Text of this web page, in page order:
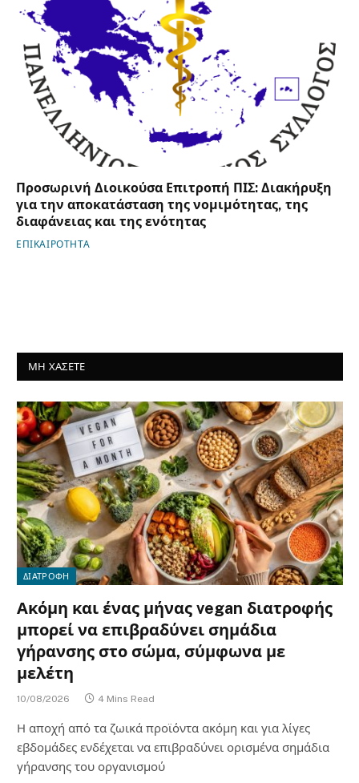
Προσωρινή Διοικούσα Επιτροπή ΠΙΣ: Διακήρυξη
για την αποκατάσταση της νομιμότητας, της
διαφάνειας και της ενότητας
ΕΠΙΚΑΙΡΟΤΗΤΑ
ΜΗ ΧΑΣΕΤΕ
ΔΙΑΤΡΟΦΗ
Ακόμη και ένας μήνας vegan διατροφής
μπορεί να επιβραδύνει σημάδια
γήρανσης στο σώμα, σύμφωνα με
μελέτη
10/08/2026 4 Mins Read
Η αποχή από τα ζωικά προϊόντα ακόμη και για λίγες
εβδομάδες ενδέχεται να επιβραδύνει ορισμένα σημάδια
γήρανσης του οργανισμού